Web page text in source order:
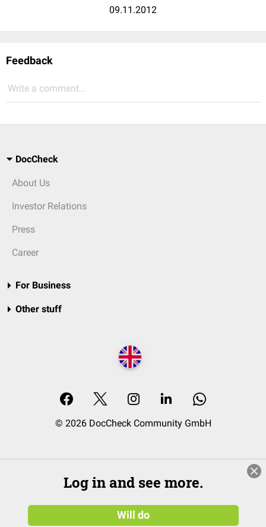
09.11.2012
Feedback
Write a comment...
DocCheck
About Us
Investor Relations
Press
Career
For Business
Other stuff
© 2026 DocCheck Community GmbH
Log in and see more.
Will do